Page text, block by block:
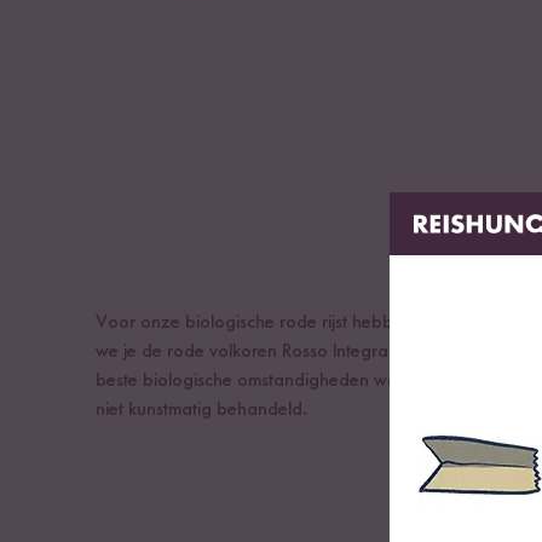
Voor onze biologische rode rijst hebben we gekozen
we je de rode volkoren Rosso Integrale uit
beste biologische omstandigheden wordt geteeld. De
niet kunstmatig behandeld.